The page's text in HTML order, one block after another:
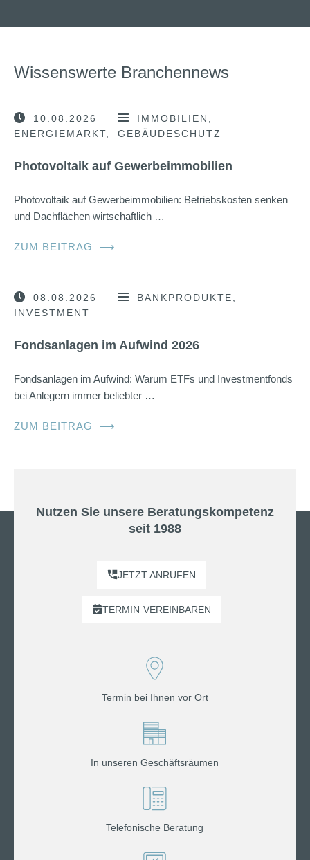
Wissenswerte Branchennews
10.08.2026
IMMOBILIEN
ENERGIEMARKT
GEBÄUDESCHUTZ
Photovoltaik auf Gewerbeimmobilien
Photovoltaik auf Gewerbeimmobilien: Betriebskosten senken
und Dachflächen wirtschaftlich …
ZUM BEITRAG ⟶
08.08.2026
BANKPRODUKTE
INVESTMENT
Fondsanlagen im Aufwind 2026
Fondsanlagen im Aufwind: Warum ETFs und Investmentfonds
bei Anlegern immer beliebter …
ZUM BEITRAG ⟶
Nutzen Sie unsere Beratungskompetenz
seit 1988
JETZT ANRUFEN
TERMIN VEREINBAREN
Termin bei Ihnen vor Ort
In unseren Geschäftsräumen
Telefonische Beratung